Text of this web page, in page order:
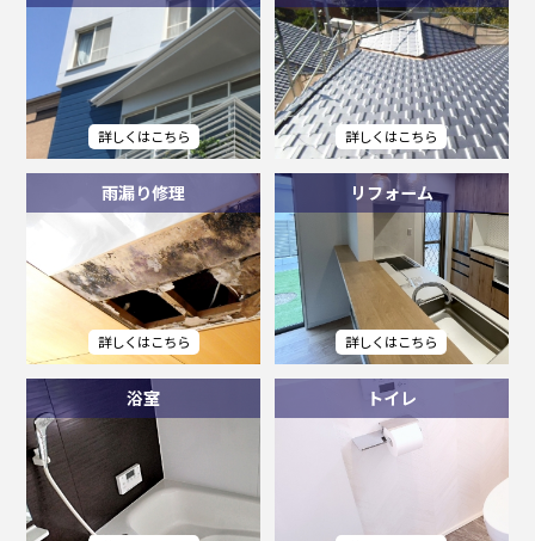
雨漏り修理 リフォーム
浴室 トイレ